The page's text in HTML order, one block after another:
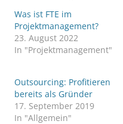
Was ist FTE im
Projektmanagement?
23. August 2022
In "Projektmanagement"
Outsourcing: Profitieren
bereits als Gründer
17. September 2019
In "Allgemein"